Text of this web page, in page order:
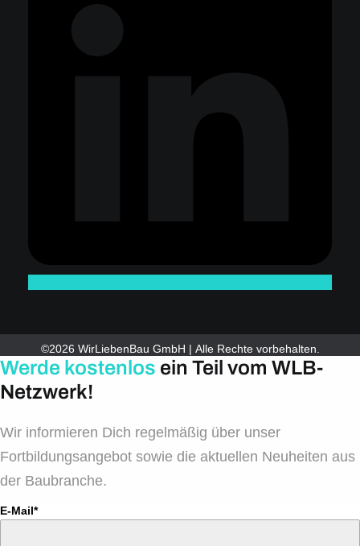
©2026 WirLiebenBau GmbH | Alle Rechte vorbehalten.
Werde kostenlos ein Teil vom WLB-
Netzwerk!
Wir informieren Dich regelmäßig über unser
Fortbildungsangebot sowie die aktuellen Neuheiten aus
der Baubranche.
E-Mail*